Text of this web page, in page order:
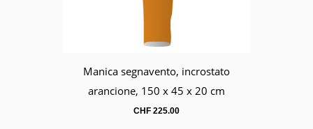
Carrello
Manica segnavento, incrostato
arancione, 150 x 45 x 20 cm
CHF 225.00